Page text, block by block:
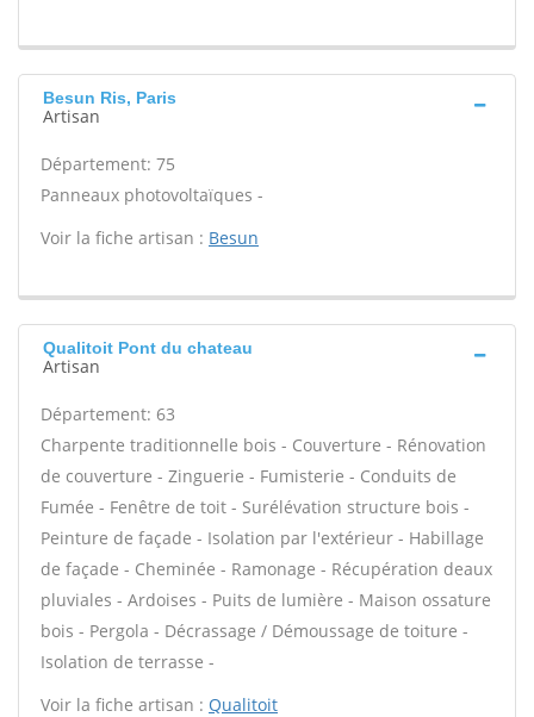
Besun Ris, Paris
Artisan
Département: 75
Panneaux photovoltaïques -
Voir la fiche artisan : Besun
Qualitoit Pont du chateau
Artisan
Département: 63
Charpente traditionnelle bois - Couverture - Rénovation
de couverture - Zinguerie - Fumisterie - Conduits de
Fumée - Fenêtre de toit - Surélévation structure bois -
Peinture de façade - Isolation par l'extérieur - Habillage
de façade - Cheminée - Ramonage - Récupération deaux
pluviales - Ardoises - Puits de lumière - Maison ossature
bois - Pergola - Décrassage / Démoussage de toiture -
Isolation de terrasse -
Voir la fiche artisan : Qualitoit